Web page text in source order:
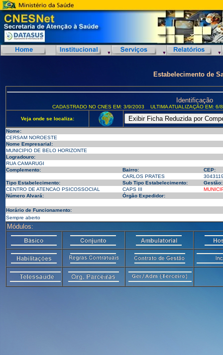
Estabelecimento de
Identificação
CADASTRADO NO CNES EM: 3/9/2003 ULTIMA ATUALIZAÇÃO EM:
Veja onde se localiza:
Nome:
CERSAM NOROESTE
Nome Empresarial:
MUNICIPIO DE BELO HORIZONTE
Logradouro:
RUA CAMARUGI
Complemento:
Bairro:
CEP:
CARLOS PRATES
Tipo Estabelecimento:
Sub Tipo Estabelecimento:
Gestão:
CENTRO DE ATENCAO PSICOSSOCIAL
CAPS III
Número Alvará:
Órgão Expedidor:
Horário de Funcionamento:
Sempre aberto
Módulos: